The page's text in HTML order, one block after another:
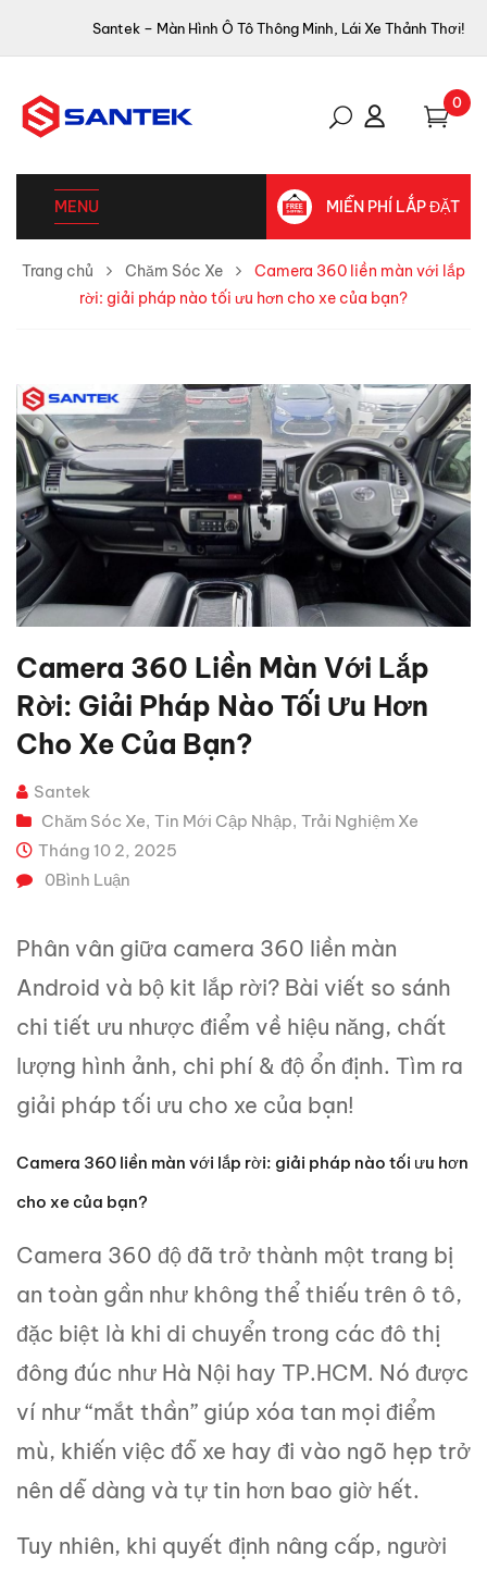
Santek – Màn Hình Ô Tô Thông Minh, Lái Xe Thảnh Thơi!
0
MENU MIỄN PHÍ LẮP ĐẶT
Trang chủ Chăm Sóc Xe
Camera 360 liền màn với lắp
rời: giải pháp nào tối ưu hơn cho xe của bạn?
Camera 360 Liền Màn Với Lắp
Rời: Giải Pháp Nào Tối Ưu Hơn
Cho Xe Của Bạn?
Santek
Chăm Sóc Xe, Tin Mới Cập Nhập, Trải Nghiệm Xe
Tháng 10 2, 2025
0Bình Luận
Phân vân giữa camera 360 liền màn
Android và bộ kit lắp rời? Bài viết so sánh
chi tiết ưu nhược điểm về hiệu năng, chất
lượng hình ảnh, chi phí & độ ổn định. Tìm ra
giải pháp tối ưu cho xe của bạn!
Camera 360 liền màn với lắp rời: giải pháp nào tối ưu hơn
cho xe của bạn?
Camera 360 độ đã trở thành một trang bị
an toàn gần như không thể thiếu trên ô tô,
đặc biệt là khi di chuyển trong các đô thị
đông đúc như Hà Nội hay TP.HCM. Nó được
ví như “mắt thần” giúp xóa tan mọi điểm
mù, khiến việc đỗ xe hay đi vào ngõ hẹp trở
nên dễ dàng và tự tin hơn bao giờ hết.
Tuy nhiên, khi quyết định nâng cấp, người